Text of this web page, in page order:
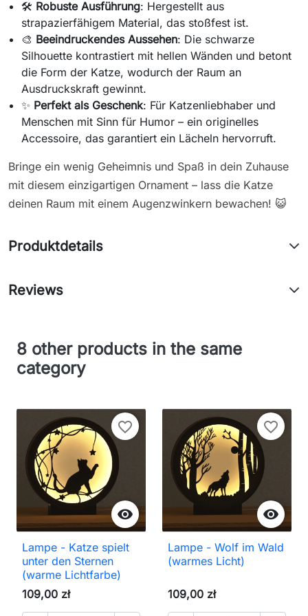
🛠️ Robuste Ausführung: Hergestellt aus
strapazierfähigem Material, das stoßfest ist.
🎨 Beeindruckendes Aussehen: Die schwarze
Silhouette kontrastiert mit hellen Wänden und betont
die Form der Katze, wodurch der Raum an
Ausdruckskraft gewinnt.
✨ Perfekt als Geschenk: Für Katzenliebhaber und
Menschen mit Sinn für Humor – ein originelles
Accessoire, das garantiert ein Lächeln hervorruft.
Bringe ein wenig Geheimnis und Spaß in dein Zuhause
mit diesem einzigartigen Ornament – lass die Katze
deinen Raum mit einem Augenzwinkern bewachen! 😺
Produktdetails
Reviews
8 other products in the same
category

favorite_border
Lampe - Katze spielt
unter den Sternen
(warme Lichtfarbe)
109,00 zł

favorite_border
Lampe - Wolf im Wald
(warmes Licht)
109,00 zł